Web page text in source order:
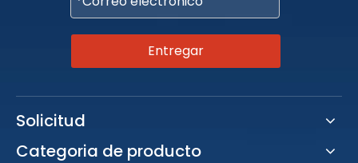
Entregar
Solicitud
Categoria de producto